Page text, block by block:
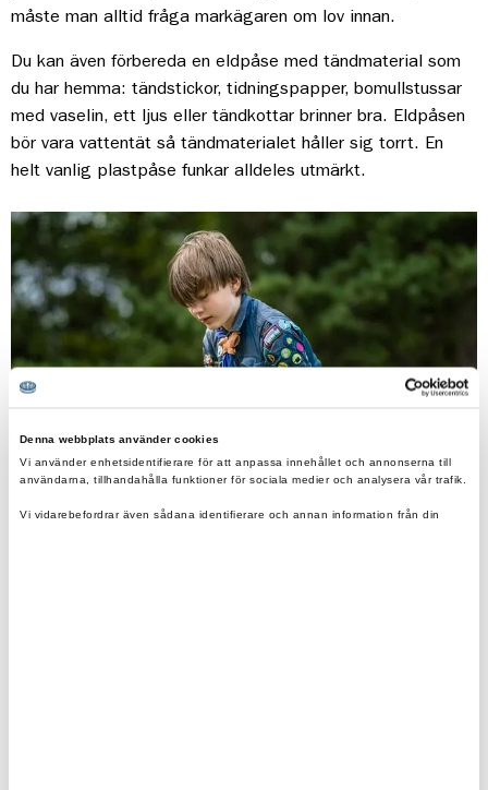
Denna webbplats använder cookies
Vi använder enhetsidentifierare för att anpassa innehållet och annonserna till
användarna, tillhandahålla funktioner för sociala medier och analysera vår trafik.
Vi vidarebefordrar även sådana identifierare och annan information från din
måste man alltid fråga markägaren om lov innan.
Du kan även förbereda en eldpåse med tändmaterial som
du har hemma: tändstickor, tidningspapper, bomullstussar
med vaselin, ett ljus eller tändkottar brinner bra. Eldpåsen
bör vara vattentät så tändmaterialet håller sig torrt. En
helt vanlig plastpåse funkar alldeles utmärkt.